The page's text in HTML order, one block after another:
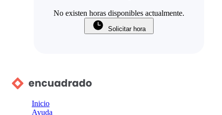
No existen horas disponibles actualmente.
Solicitar hora
Inicio
Ayuda